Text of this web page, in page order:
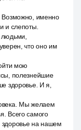
Возможно, именно
и слепоты.
что оно им
мою
полезнейшие
здоровье. И я,
Мы желаем
Всего самого
здоровье на нашем